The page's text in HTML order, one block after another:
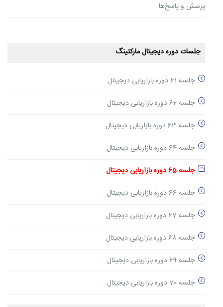
پرسش و پاسخ‌ها
جلسات دوره دیجیتال مارکتینگ
جلسه 61 دوره بازاریابی دیجیتال
جلسه 62 دوره بازاریابی دیجیتال
جلسه 63 دوره بازاریابی دیجیتال
جلسه 64 دوره بازاریابی دیجیتال
جلسه 65 دوره بازاریابی دیجیتال
جلسه 66 دوره بازاریابی دیجیتال
جلسه 67 دوره بازاریابی دیجیتال
جلسه 68 دوره بازاریابی دیجیتال
جلسه 69 دوره بازاریابی دیجیتال
جلسه 70 دوره بازاریابی دیجیتال